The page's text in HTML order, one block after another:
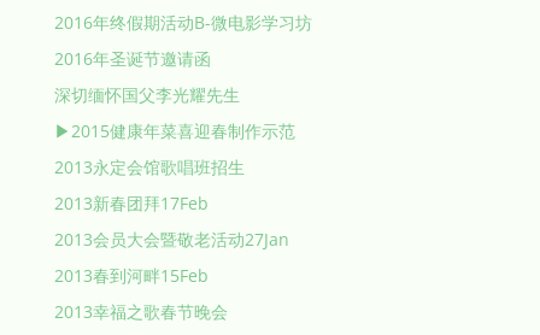
2016年终假期活动B-微电影学习坊
2016年圣诞节邀请函
深切缅怀国父李光耀先生
▶2015健康年菜喜迎春制作示范
2013永定会馆歌唱班招生
2013新春团拜17Feb
2013会员大会暨敬老活动27Jan
2013春到河畔15Feb
2013幸福之歌春节晚会